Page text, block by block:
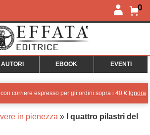
0
AUTORI EBOOK EVENTI
con corriere espresso per gli ordini sopra i 40 € Ignora
in pienezza »
I quattro pilastri del